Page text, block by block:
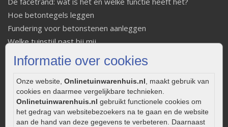
Informatie over cookies
Onze website, Onlinetuinwarenhuis.nl, maakt gebruik van
cookies en daarmee vergelijkbare technieken.
Onlinetuinwarenhuis.nl gebruikt functionele cookies om
het gedrag van websitebezoekers na te gaan en de website
aan de hand van deze gegevens te verbeteren. Daarnaast
Hoe betontegels leggen
Fundering voor betonstenen aanleggen
Welke tuinstijl past bij mij
Strakke tuin inrichten
Legverbanden gebakken bestrating
Onderhoud van gebakken bestrating
Aanlegtips voor gebakken bestrating
Zelf een terras aanleggen
Kleine stadstuin inrichten